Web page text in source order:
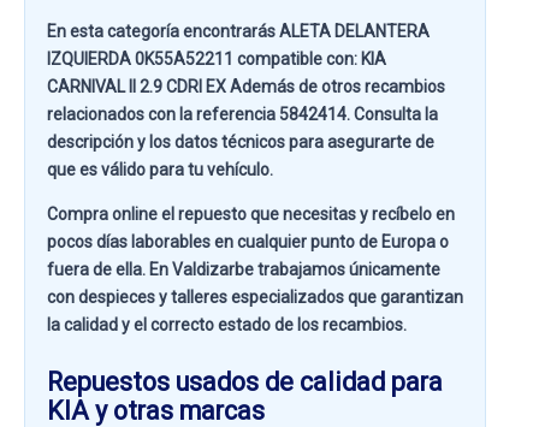
En esta categoría encontrarás ALETA DELANTERA
IZQUIERDA 0K55A52211 compatible con: KIA
CARNIVAL II 2.9 CDRI EXAdemás de otros recambios
relacionados con la referencia 5842414. Consulta la
descripción y los datos técnicos para asegurarte de
que es válido para tu vehículo.
Compra online el repuesto que necesitas y recíbelo en
pocos días laborables en cualquier punto de Europa o
fuera de ella. EnValdizarbetrabajamos únicamente
con despieces y talleres especializados que garantizan
la calidad y el correcto estado de los recambios.
Repuestos usados de calidad para
KIA y otras marcas